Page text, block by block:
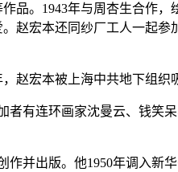
。1943年与周杏生合作，
赵宏本还同纱厂工人一起
赵宏本被上海中共地下组织
有连环画家沈曼云、钱笑
并出版。他1950年调入新